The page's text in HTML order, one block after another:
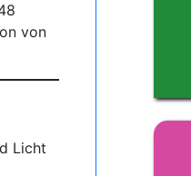
von
Licht